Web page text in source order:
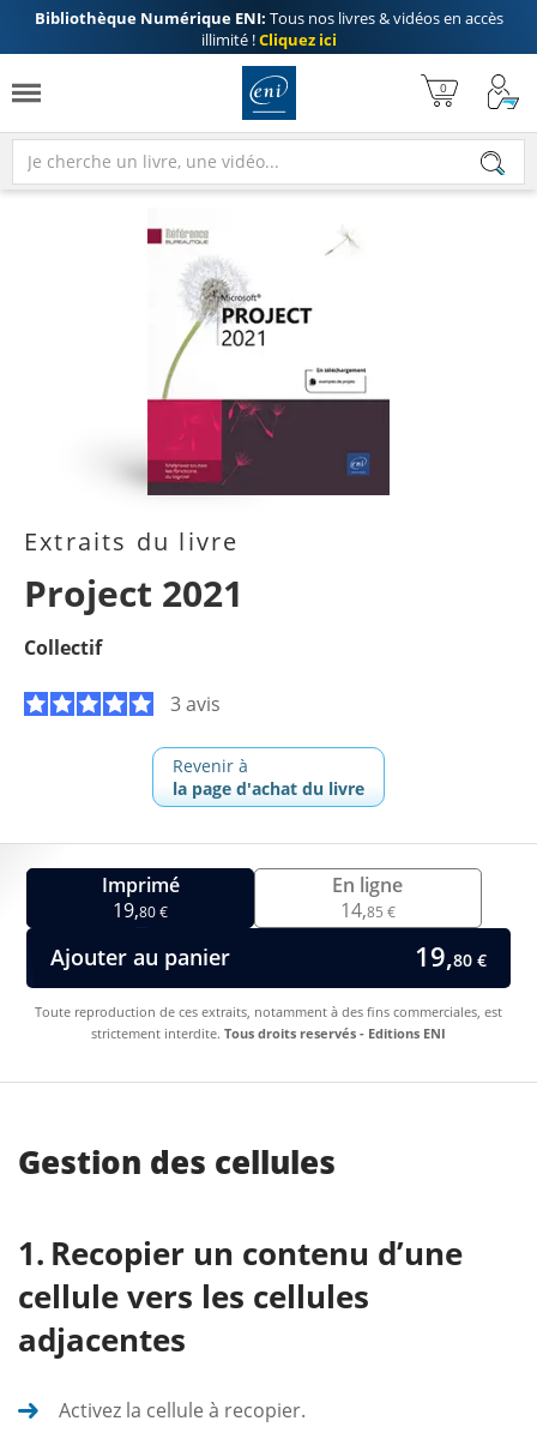
Bibliothèque Numérique ENI: Tous nos livres & vidéos en accès
illimité !Cliquez ici
Extraits du livre
Project 2021
Collectif
3 avis
Revenir à
la page d'achat du livre
Imprimé
19,80 €
En ligne
14,85 €
Ajouter au panier 19,80 €
Toute reproduction de ces extraits, notamment à des fins commerciales, est
strictement interdite. Tous droits reservés - Editions ENI
Gestion des cellules
Recopier un contenu d’une
cellule vers les cellules
adjacentes
Activez la cellule à recopier.